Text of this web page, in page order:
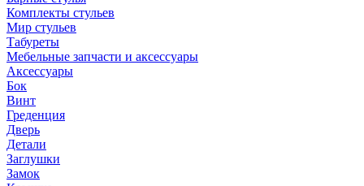
Комплекты стульев
Мир стульев
Табуреты
Мебельные запчасти и аксессуары
Аксессуары
Бок
Винт
Греденция
Дверь
Детали
Заглушки
Замок